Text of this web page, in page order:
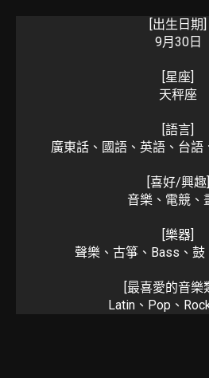
[出生日期]
9月30日
[星座]
天秤座
[語言]
廣東話、國語、英語、台語
[喜好/興趣]
音樂、電競、
[樂器]
聲樂、古箏、Bass、
[最喜愛的音樂
Latin、Pop、